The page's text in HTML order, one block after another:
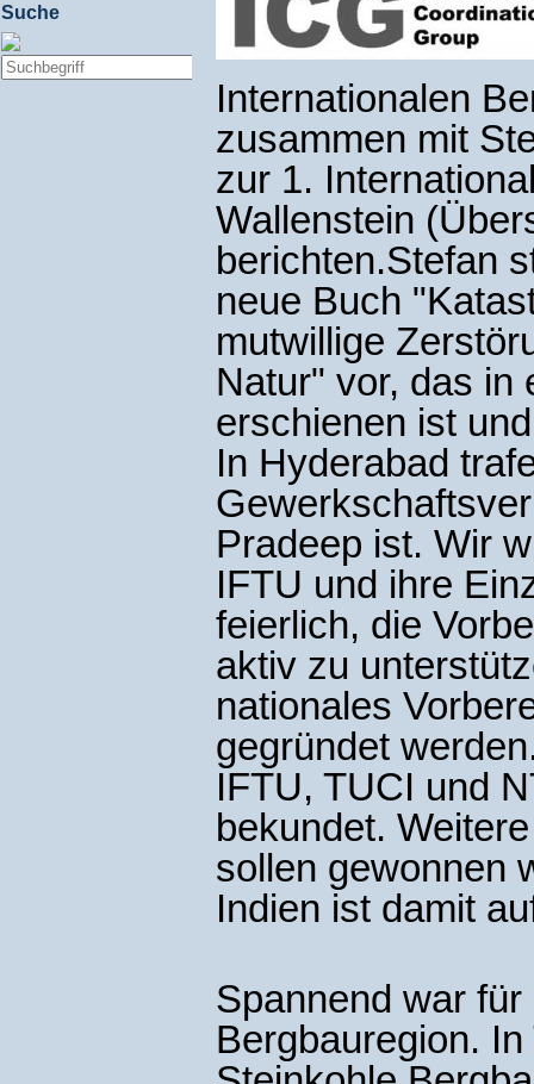
Suche
Internationalen
zusammen mit
zur 1.
Wallenstein
berichten.Stefan
neue Buch
mutwillige
Natur" vor, das in
erschienen ist
In Hyderabad
Pradeep ist. Wir
IFTU und ihre
feierlich, die
aktiv zu
nationales
gegründet
IFTU, TUCI und
bekundet.
sollen gewonnen
Indien ist damit
Spannend war
Bergbauregion.